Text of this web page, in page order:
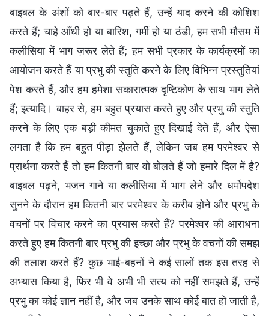
बाइबल के अंशों को बार-बार पढ़ते हैं, उन्हें याद करने की कोशिश
करते हैं; चाहे आँधी हो या बारिश, गर्मी हो या ठंडी, हम सभी मौसम में
कलीसिया में भाग ज़रूर लेते हैं; हम सभी प्रकार के कार्यक्रमों का
आयोजन करते हैं या प्रभु की स्तुति करने के लिए विभिन्न प्रस्तुतियां
पेश करते हैं, और हम हमेशा सकारात्मक दृष्टिकोण के साथ भाग लेते
हैं; इत्यादि। बाहर से, हम बहुत प्रयास करते हुए और प्रभु की स्तुति
करने के लिए एक बड़ी कीमत चुकाते हुए दिखाई देते हैं, और ऐसा
लगता है कि हम बहुत पीड़ा झेलते हैं, लेकिन जब हम परमेश्वर से
प्रार्थना करते हैं तो हम कितनी बार वो बोलते हैं जो हमारे दिल में है?
बाइबल पढ़ने, भजन गाने या कलीसिया में भाग लेने और धर्मोपदेश
सुनने के दौरान हम कितनी बार परमेश्वर के करीब होने और प्रभु के
वचनों पर विचार करने का प्रयास करते हैं? परमेश्वर की आराधना
करते हुए हम कितनी बार प्रभु की इच्छा और प्रभु के वचनों की समझ
की तलाश करते हैं? कुछ भाई-बहनों ने कई सालों तक इस तरह से
अभ्यास किया है, फिर भी वे अभी भी सत्य को नहीं समझते हैं, उन्हें
प्रभु का कोई ज्ञान नहीं है, और जब उनके साथ कोई बात हो जाती है,